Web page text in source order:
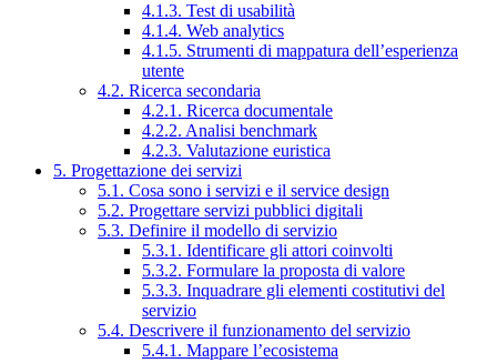
4.1.3. Test di usabilità
4.1.4. Web analytics
4.1.5. Strumenti di mappatura dell’esperienza
utente
4.2. Ricerca secondaria
4.2.1. Ricerca documentale
4.2.2. Analisi benchmark
4.2.3. Valutazione euristica
5. Progettazione dei servizi
5.1. Cosa sono i servizi e il service design
5.2. Progettare servizi pubblici digitali
5.3. Definire il modello di servizio
5.3.1. Identificare gli attori coinvolti
5.3.2. Formulare la proposta di valore
5.3.3. Inquadrare gli elementi costitutivi del
servizio
5.4. Descrivere il funzionamento del servizio
5.4.1. Mappare l’ecosistema